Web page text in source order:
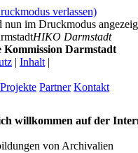
verlassen)
im Druckmodus
HIKO Darmstadt
Kommission Darmstadt
| Inhalt |
Projekte Partner Kontakt
willkommen auf der